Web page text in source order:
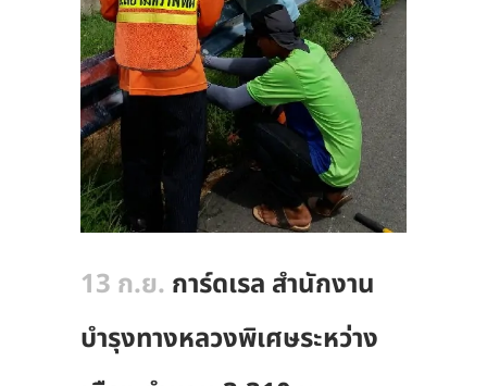
13 ก.ย. การ์ดเรล สำนักงาน
บำรุงทางหลวงพิเศษระหว่าง